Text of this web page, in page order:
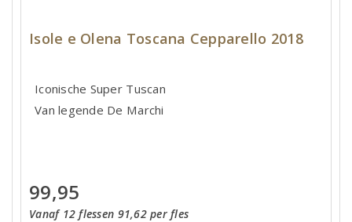
Isole e Olena Toscana Cepparello 2018
Iconische Super Tuscan
Van legende De Marchi
99,95
Vanaf 12 flessen 91,62 per fles